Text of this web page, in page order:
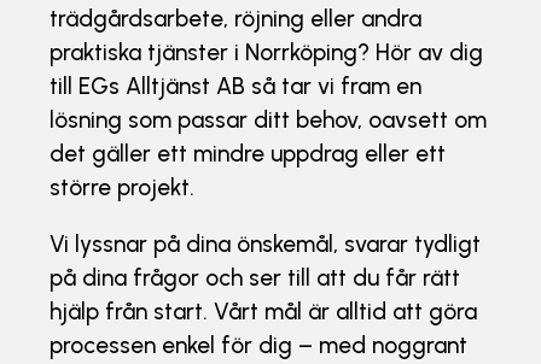
trädgårdsarbete, röjning eller andra
praktiska tjänster i Norrköping? Hör av dig
till EGs Alltjänst AB så tar vi fram en
lösning som passar ditt behov, oavsett om
det gäller ett mindre uppdrag eller ett
större projekt.
Vi lyssnar på dina önskemål, svarar tydligt
på dina frågor och ser till att du får rätt
hjälp från start. Vårt mål är alltid att göra
processen enkel för dig – med noggrant